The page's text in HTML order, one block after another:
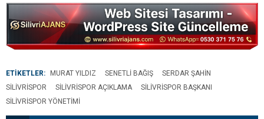
Çalık kimdir?
Mehmet Murat Çalık
kaç yaşında, nereli?
ETİKETLER: MURAT YILDIZ SENETLI BAĞIŞ
SERDAR ŞAHIN
SILIVRISPOR
SILIVRISPOR AÇIKLAMA
SILIVRISPOR BAŞKANI
SILIVRISPOR YÖNETIMI